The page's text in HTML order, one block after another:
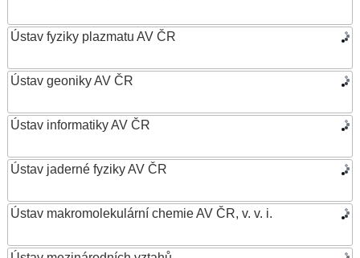
Ústav fyziky plazmatu AV ČR
Ústav geoniky AV ČR
Ústav informatiky AV ČR
Ústav jaderné fyziky AV ČR
Ústav makromolekulární chemie AV ČR, v. v. i.